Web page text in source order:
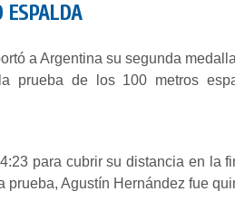
ESPALDA
a Argentina su segunda
prueba de los 100 metros
para cubrir su distancia en la
Agustín Hernández fue